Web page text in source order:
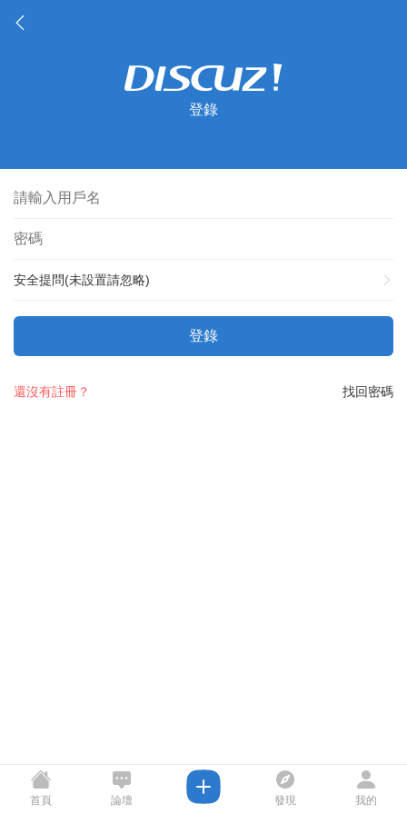
登錄
安全提問(未設置請忽略)
登錄
找回密碼
還沒有註冊？
首頁 論壇 發現 我的